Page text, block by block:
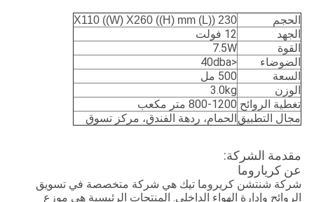
الحجم 230 ((L) X110 ((W) X260 ((H) mm
الجهد
12 فولت
القوة
7.5W
الضوضاء
<40dba
السعة
500 مل
الوزن
3.0kg
تغطية الروائح 800-1200 متر مكعب
مجال التطبيق الحمام، ردهة الفندق، مركز تسوق
مقدمة الشركة:
عن كرياروما
شركة شنتشن كريروما تيك هي شركة متخصصة في تسويق
الروائح وإدارة الهواء الداخلي. المنتجات الرئيسية هي موزع